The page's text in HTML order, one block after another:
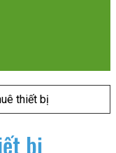
thiết bị
bị